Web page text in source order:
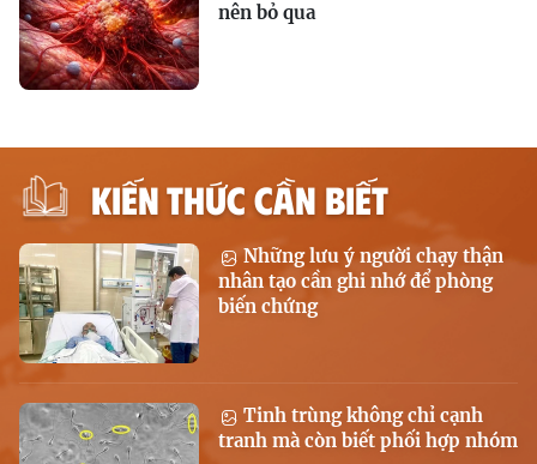
nên bỏ qua
KIẾN THỨC CẦN BIẾT
Những lưu ý người chạy thận
nhân tạo cần ghi nhớ để phòng
biến chứng
Tinh trùng không chỉ cạnh
tranh mà còn biết phối hợp nhóm